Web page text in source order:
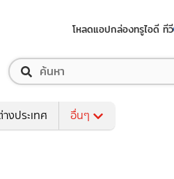
โหลดแอปกล่องทรูไอดี ทีวี
งประเทศ อื่นๆ